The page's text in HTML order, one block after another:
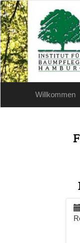
Willkommen